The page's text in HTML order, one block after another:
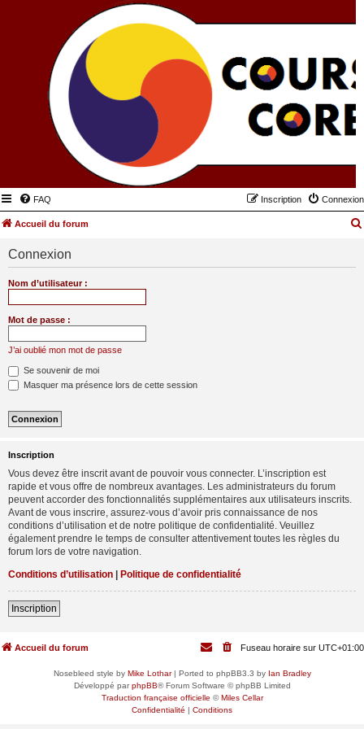
FAQ Connexion
Inscription
Accueil du forum
Connexion
Nom d’utilisateur :
Mot de passe :
J’ai oublié mon mot de passe
Se souvenir de moi
Masquer ma présence lors de cette session
Inscription
Vous devez être inscrit avant de pouvoir vous connecter. L’inscription est
rapide et vous offre de nombreux avantages. Les administrateurs du forum
peuvent accorder des fonctionnalités supplémentaires aux utilisateurs inscrits.
Avant de vous inscrire, assurez-vous d’avoir pris connaissance de nos
conditions d’utilisation et de notre politique de confidentialité. Veuillez
également prendre le temps de consulter attentivement toutes les règles du
forum lors de votre navigation.
Conditions d’utilisation | Politique de confidentialité
Inscription
Accueil du forum Fuseau horaire sur UTC+01:00
Nosebleed style by Mike Lothar| Ported to phpBB3.3 by Ian Bradley
Développé parphpBB® Forum Software © phpBB Limited
Traduction française officielle ©Miles Cellar
Confidentialité | Conditions